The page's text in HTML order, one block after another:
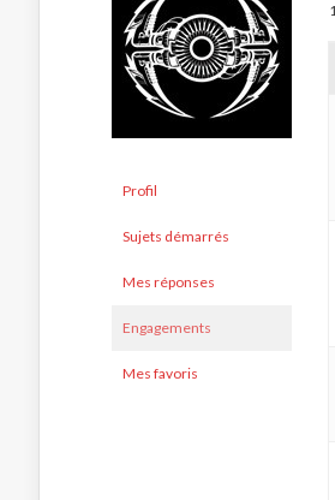
Profil
Sujets démarrés
Mes réponses
Engagements
Mes favoris